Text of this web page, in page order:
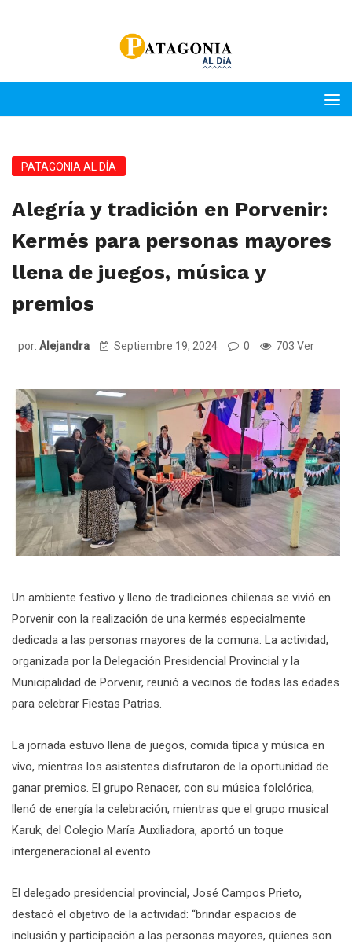
PATAGONIA AL DÍA
Alegría y tradición en Porvenir:
Kermés para personas mayores
llena de juegos, música y
premios
por: Alejandra Septiembre 19, 2024 0 703 Ver
Un ambiente festivo y lleno de tradiciones chilenas se vivió en
Porvenir con la realización de una kermés especialmente
dedicada a las personas mayores de la comuna. La actividad,
organizada por la Delegación Presidencial Provincial y la
Municipalidad de Porvenir, reunió a vecinos de todas las edades
para celebrar Fiestas Patrias.
La jornada estuvo llena de juegos, comida típica y música en
vivo, mientras los asistentes disfrutaron de la oportunidad de
ganar premios. El grupo Renacer, con su música folclórica,
llenó de energía la celebración, mientras que el grupo musical
Karuk, del Colegio María Auxiliadora, aportó un toque
intergeneracional al evento.
El delegado presidencial provincial, José Campos Prieto,
destacó el objetivo de la actividad: “brindar espacios de
inclusión y participación a las personas mayores, quienes son